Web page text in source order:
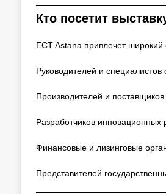
Кто посетит
ECT Astana привлечет
Руководителей и специалистов
Производителей и поставщиков
Разработчиков инновационных
Финансовые и лизинговые
Представителей